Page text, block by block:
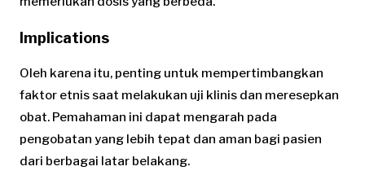
Implications
Oleh karena itu, penting untuk mempertimbangkan
faktor etnis saat melakukan uji klinis dan meresepkan
obat. Pemahaman ini dapat mengarah pada
pengobatan yang lebih tepat dan aman bagi pasien
dari berbagai latar belakang.